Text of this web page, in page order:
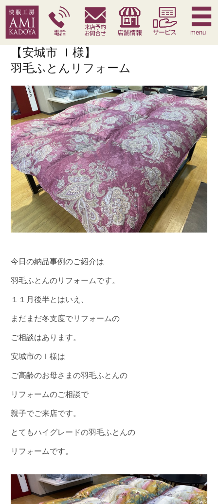
快眠枕 腰痛対策寝具 季節寝具 サービス
menu
【安城市 Ｉ様】
羽毛ふとんリフォーム
今日の納品事例のご紹介は
羽毛ふとんのリフォームです。
１１月後半とはいえ、
まだまだ冬支度でリフォームの
ご相談はあります。
安城市のＩ様は
ご高齢のお母さまの羽毛ふとんの
リフォームのご相談で
親子でご来店です。
とてもハイグレードの羽毛ふとんの
リフォームです。